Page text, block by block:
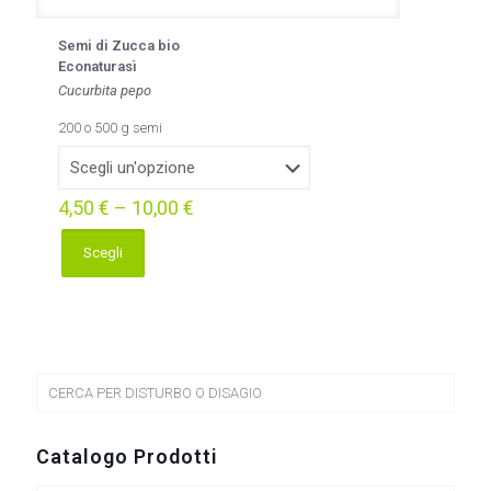
Semi di Zucca bio
Econaturasì
Cucurbita pepo
200 o 500 g semi
4,50 € – 10,00 €
Scegli
Questo
prodotto
opzioni
scelte
CERCA PER DISTURBO O DISAGIO
Catalogo Prodotti